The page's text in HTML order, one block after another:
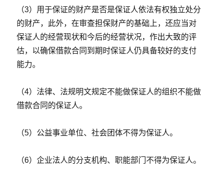
（3）用于保证的财产是否是保证人依法有权独立处分
的财产，此外，在审查担保财产的基础上，还应当对
保证人的经营现状和今后的经营状况，作出大致的评
估，以确保借款合同到期时保证人仍具备较好的支付
能力。
（4）法律、法规明文规定不能做保证人的组织不能做
借款合同的保证人。
（5）公益事业单位、社会团体不得为保证人。
（6）企业法人的分支机构、职能部门不得为保证人。